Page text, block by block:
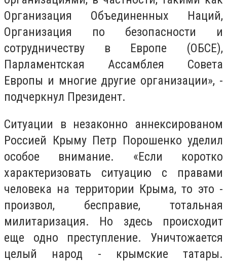
Организация Объединенных Наций,
Организация по безопасности и
сотрудничеству в Европе (ОБСЕ),
Парламентская Ассамблея Совета
Европы и многие другие организации», -
подчеркнул Президент.
Ситуации в незаконно аннексированом
Россией Крыму Петр Порошенко уделил
особое внимание. «Если коротко
характеризовать ситуацию с правами
человека на территории Крыма, то это -
произвол, бесправие, тотальная
милитаризация. Но здесь происходит
еще одно преступление. Уничтожается
целый народ - крымские татары.